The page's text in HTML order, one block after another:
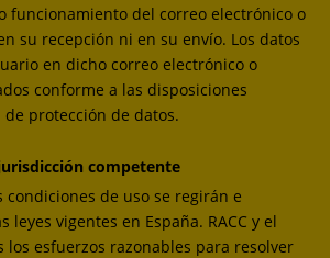
funcionamiento del correo electrónico o
su recepción ni en su envío. Los datos
en dicho correo electrónico o
conforme a las disposiciones
protección de datos.
competente
condiciones de uso se regirán e
vigentes en España. RACC y el
los esfuerzos razonables para resolver